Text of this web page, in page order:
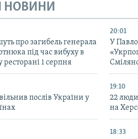
НОВИНИ
про загибель генерала
під час вибуху в
ресторані 1 серпня
20:01
У
послів України у
19:10
22
на
18:33